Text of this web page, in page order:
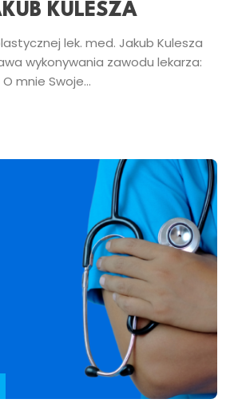
KULESZA
lek. med. Jakub Kulesza
wykonywania zawodu lekarza:
mnie Swoje...